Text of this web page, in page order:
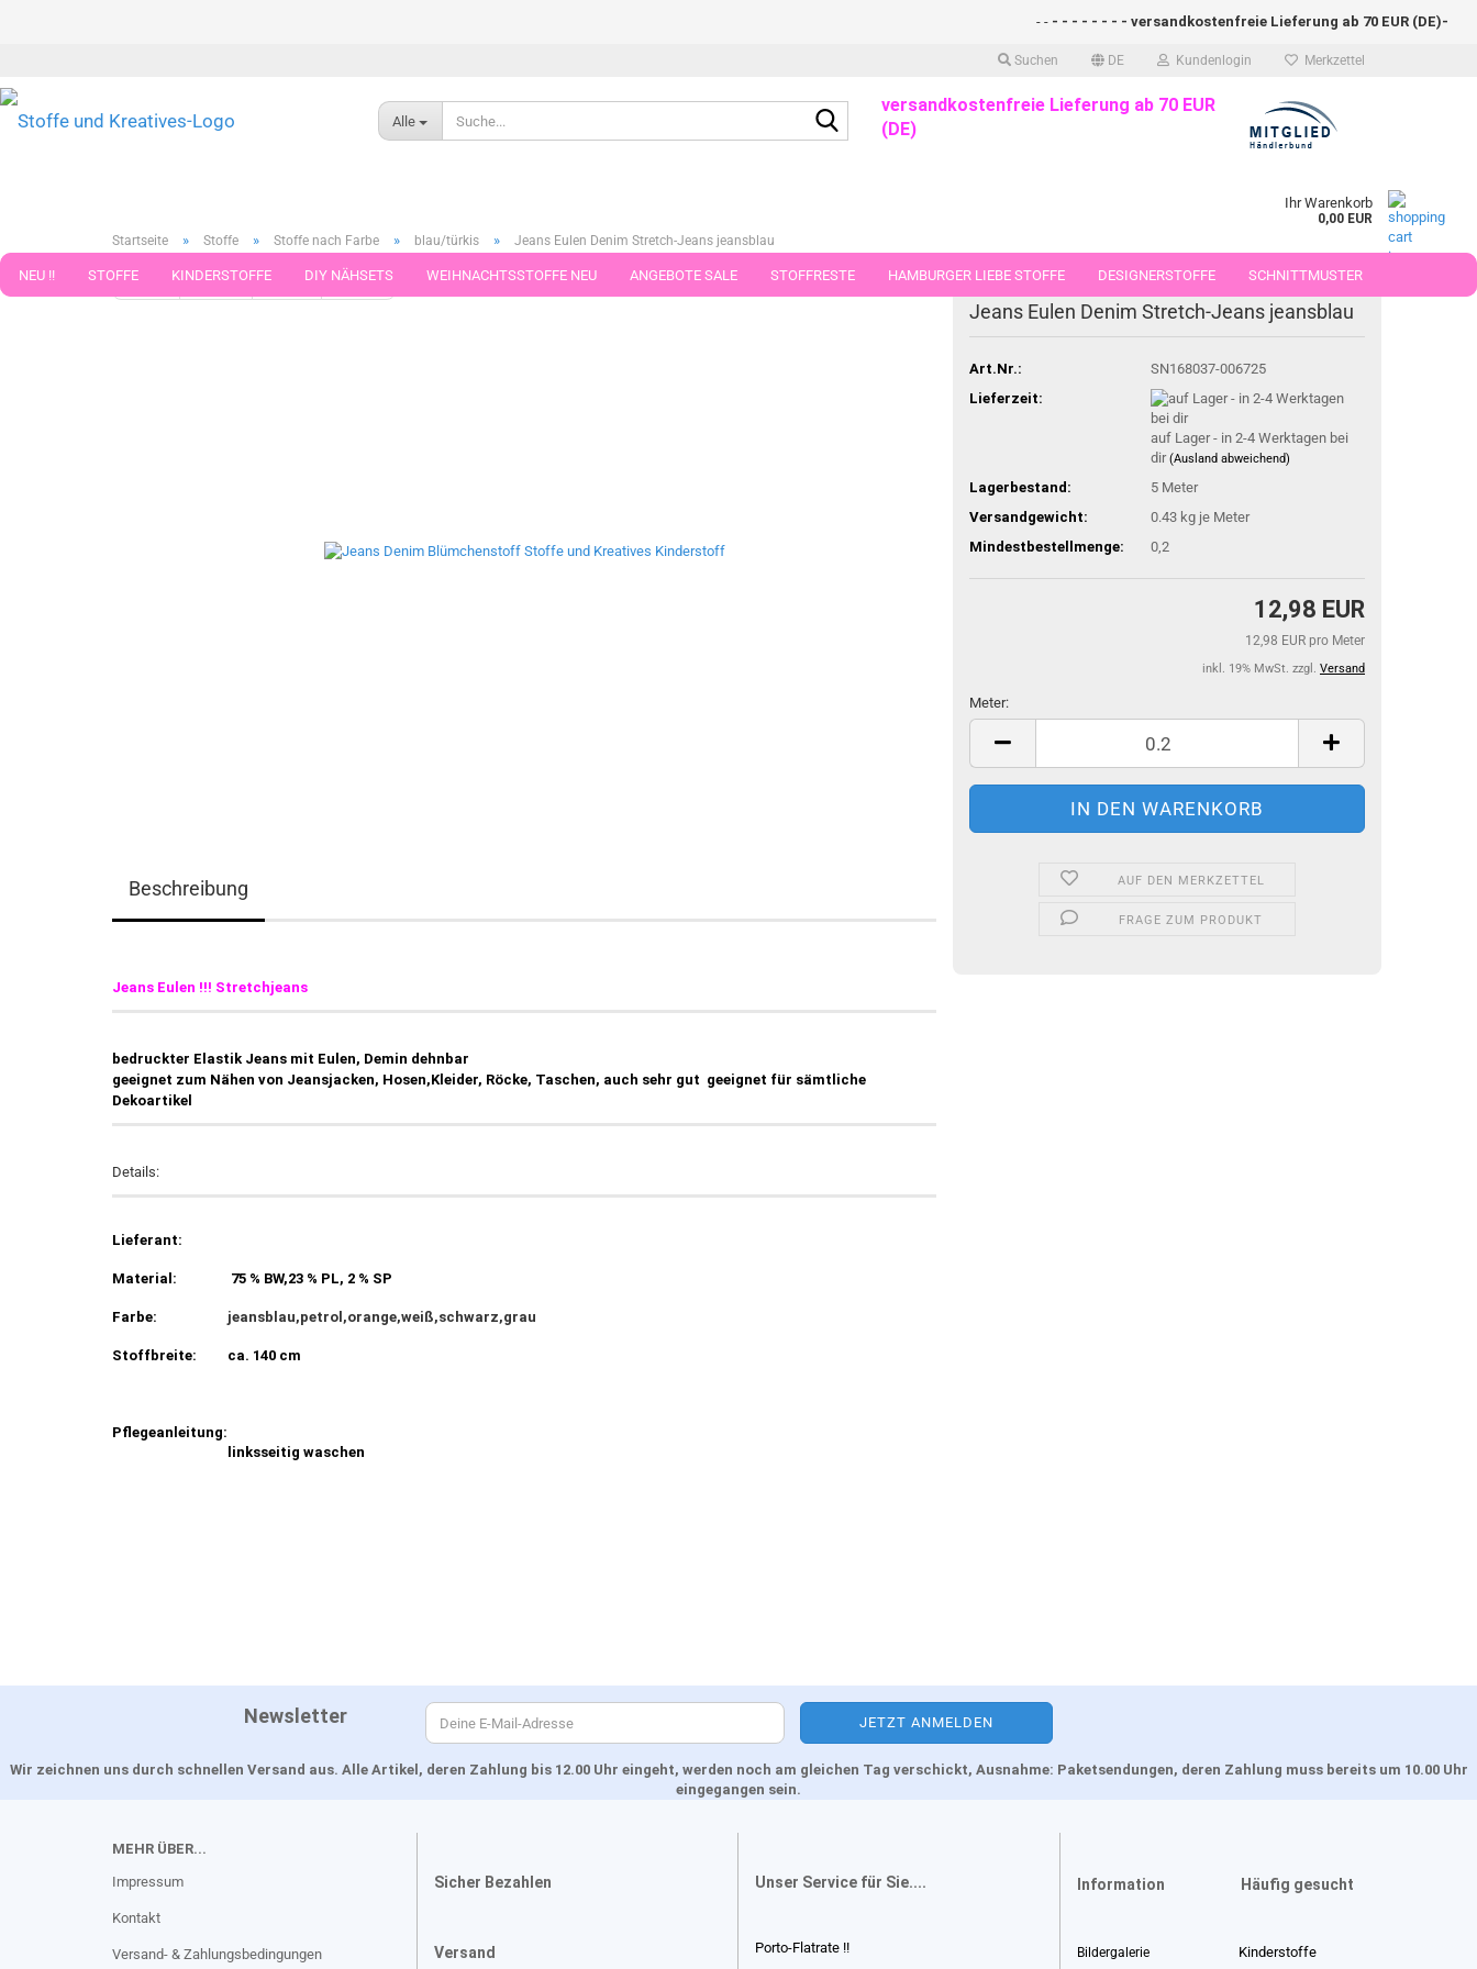
Suchen DE Kundenlogin Merkzettel
- - - - - - - - versandkostenfreie Lieferung ab 70 EUR (DE)- - -
Alle
Suche...versandkostenfreie Lieferung ab 70 EUR
(DE)
Ihr Warenkorb
0,00 EUR
NEU !! STOFFE KINDERSTOFFE DIY NÄHSETS WEIHNACHTSSTOFFE NEU ANGEBOTE SALE STOFFRESTE HAMBURGER LIEBE STOFFE DESIGNERSTOFFE SCHNITTMUSTER
STOFFE IN STÜCKEN VON 25 UND 50 CM
Startseite » Stoffe » Stoffe nach Farbe » blau/türkis » Jeans Eulen Denim Stretch-Jeans jeansblau
« Erster « zurück weiter » Letzter » Artikel in dieser Kategorie
Jeans Eulen Denim Stretch-Jeans jeansblau
Art.Nr.:
SN168037-006725
Lieferzeit:
auf Lager - in 2-4 Werktagen bei
dir(Ausland abweichend)
Lagerbestand: 5 Meter
Versandgewicht:
0.43 kg je Meter
Mindestbestellmenge:
0,2
12,98 EUR
12,98 EUR pro Meter
inkl. 19% MwSt. zzgl. Versand
Meter:
Meter
AUF DEN MERKZETTEL
FRAGE ZUM PRODUKT
Beschreibung
Jeans Eulen !!! Stretchjeans
bedruckter Elastik Jeans mit Eulen, Demin dehnbar
geeignet zum Nähen von Jeansjacken, Hosen,Kleider, Röcke, Taschen, auch sehr gut geeignet für sämtliche
Dekoartikel
Details:
Lieferant:
Material: 75 % BW,23 % PL, 2 % SP
Farbe: jeansblau,petrol,orange,weiß,schwarz,grau
Stoffbreite: ca. 140 cm
Pflegeanleitung:
linksseitig waschen
Newsletter
Wir zeichnen uns durch schnellen Versand aus. Alle Artikel, deren Zahlung bis 12.00 Uhr eingeht, werden noch am gleichen Tag verschickt, Ausnahme: Paketsendungen, deren Zahlung muss bereits um 10.00 Uhr
eingegangen sein.
MEHR ÜBER...
Impressum
Kontakt
Versand- & Zahlungsbedingungen
Sicher Bezahlen
Versand
Unser Service für Sie....
Porto-Flatrate !!
Information Häufig gesucht
Bildergalerie Kinderstoffe